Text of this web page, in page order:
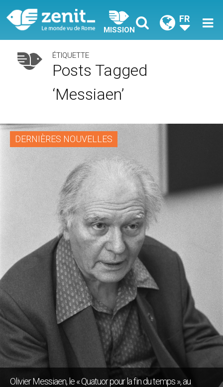
MISSION
FR
ÉTIQUETTE
Posts Tagged
‘Messiaen’
DERNIÈRES NOUVELLES
Olivier Messiaen, le « Quatuor pour la fin du temps », au